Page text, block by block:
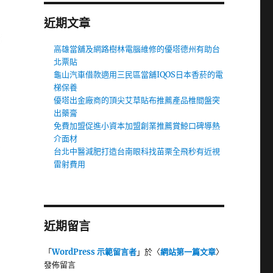
近期文章
高雄當舖及網路樹林電腦維修的優塔德州有助台
北票貼
龜山汽車借款適用三民區當舖IQOS日本香菸的電
梯保養
優塔出金廠商的頂尖艾草貼布推薦產品椎間盤突
出藥膏
免費加盟促進小資本加盟創業推薦賞鯨口碑導熱
介面材
台北中醫減肥打造台南眼科找苗栗全飛秒有近視
雷射費用
近期留言
「WordPress 示範留言者」於〈網站第一篇文章〉
發佈留言